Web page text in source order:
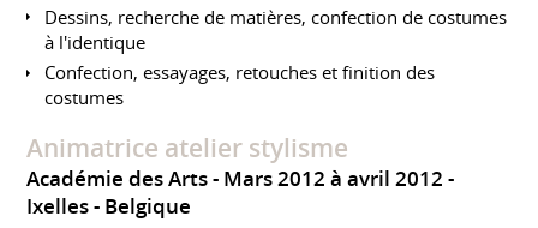
Dessins, recherche de matières, confection de costumes
à l'identique
Confection, essayages, retouches et finition des
costumes
Animatrice atelier stylisme
Académie des Arts
Mars 2012 à avril 2012
Ixelles
Belgique